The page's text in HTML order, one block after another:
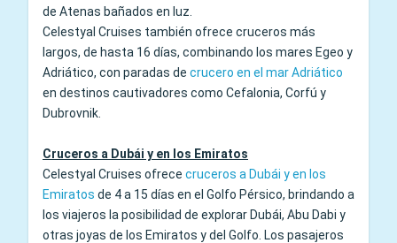
de Atenas bañados en luz.
Celestyal Cruises también ofrece cruceros más
largos, de hasta 16 días, combinando los mares Egeo y
Adriático, con paradas de crucero en el mar Adriático
en destinos cautivadores como Cefalonia, Corfú y
Dubrovnik.
Cruceros a Dubái y en los Emiratos
Celestyal Cruises ofrece cruceros a Dubái y en los
Emiratos de 4 a 15 días en el Golfo Pérsico, brindando a
los viajeros la posibilidad de explorar Dubái, Abu Dabi y
otras joyas de los Emiratos y del Golfo. Los pasajeros